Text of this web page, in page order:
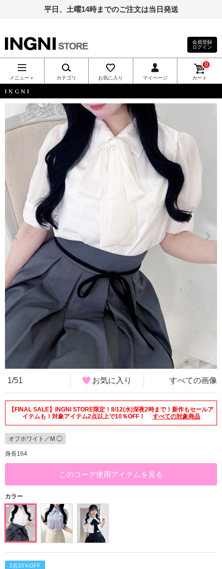
平日、土曜14時までのご注文は当日発送
INGNI（イン
グ）公式通
販｜INGNI
STORE
会員登録
ログイン
メニュー＋ カテゴリ お気に入り マイページ カート
0
INGNI
1/51 お気に入り すべての画像
【FINAL SALE】INGNI STORE限定！8/12(水)深夜2時まで！新作もセールア
イテムも！対象アイテム2点以上で10％OFF！
すべての対象商品
オフホワイト／M ◯
身長164
このコーデ使用アイテムを見る
カラー
2点10％OFF